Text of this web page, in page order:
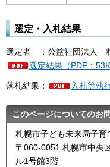
選定・入札結果
選定者 ：公益社団法人
選定結果（PDF：
落札結果： 入札等執
このページについてのお
札幌市子ども未来局子
〒060-0051 札幌市中央
ル1号館3階